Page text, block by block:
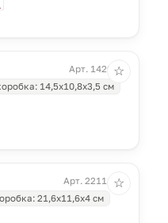
Арт. 1429.55
14,5х10,8х3,5 см
☆
Арт. 22111.40
21,6х11,6х4 см
☆